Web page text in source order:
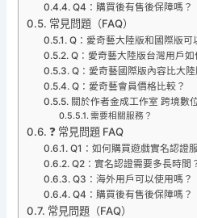
Q4：購買後有售後保障嗎？
常見問題（FAQ）
Q：愛奇藝大陸版和國際版可
Q：愛奇藝大陸版台灣用戶如
Q：愛奇藝國際版內容比大陸
Q：愛奇藝會員價格比較？
關於作者金成工作室 跨境數
需要相關服務？
❓ 常見問題 FAQ
Q1：如何購買遊戲實名認證
Q2：實名認證需要多長時間
Q3：海外用戶可以使用嗎？
Q4：購買後有售後保障嗎？
常見問題（FAQ）